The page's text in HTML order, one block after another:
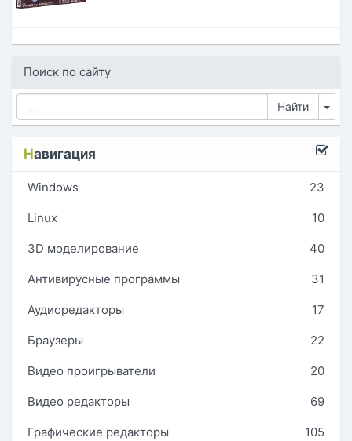
Поиск по сайту
Навигация
Windows 23
Linux 10
3D моделирование 40
Антивирусные программы 31
Аудиоредакторы 17
Браузеры 22
Видео проигрыватели 20
Видео редакторы 69
Графические редакторы 105